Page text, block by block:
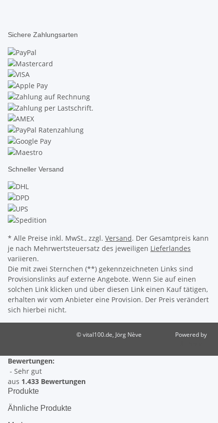
Sichere Zahlungsarten
Schneller Versand
* Alle Preise inkl. MwSt., zzgl. Versand. Der Gesamtpreis kann
je nach Mehrwertsteuersatz des jeweiligen Lieferlandes
variieren.
Die mit zwei Sternchen (**) gekennzeichneten Links sind
Provisionslinks auf externe Angebote. Wenn Sie auf einen
solchen Link klicken und über diesen Link einen Kauf tätigen,
erhalten wir vom Anbieter eine Provision. Der Preis verändert
sich hierbei nicht.
© vital100.de, Jörg Nève
Powered by
Bewertungen:
- Sehr gut
aus 1.433 Bewertungen
Produkte
Ähnliche Produkte